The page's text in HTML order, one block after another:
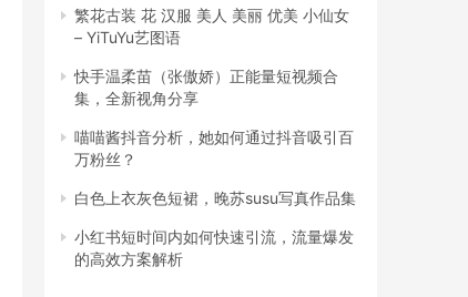
繁花古装 花 汉服 美人 美丽 优美 小仙女
– YiTuYu艺图语
快手温柔苗（张傲娇）正能量短视频合
集，全新视角分享
喵喵酱抖音分析，她如何通过抖音吸引百
万粉丝？
白色上衣灰色短裙，晚苏susu写真作品集
小红书短时间内如何快速引流，流量爆发
的高效方案解析